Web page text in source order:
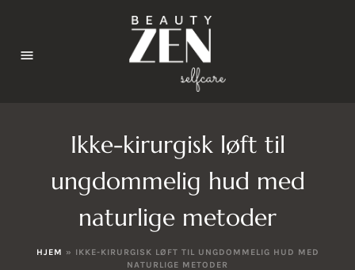
Ikke-kirurgisk løft til
ungdommelig hud med
naturlige metoder
HJEM » IKKE-KIRURGISK LØFT TIL UNGDOMMELIG HUD MED
NATURLIGE METODER